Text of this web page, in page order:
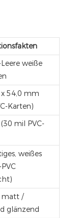
weiße
54,0 mm
Karten)
mil PVC-
weißes
matt /
glänzend